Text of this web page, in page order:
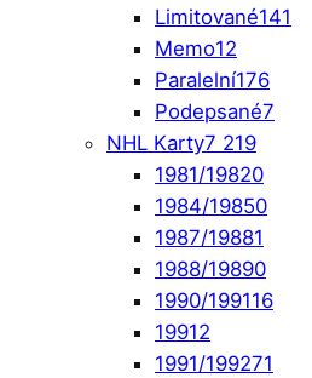
Limitované141
Memo12
Paralelní176
Podepsané7
NHL Karty7 219
1981/19820
1984/19850
1987/19881
1988/19890
1990/199116
19912
1991/199271